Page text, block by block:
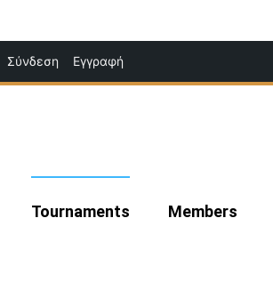
Σύνδεση Εγγραφή
στο
περιεχόμενο
Tournaments Members